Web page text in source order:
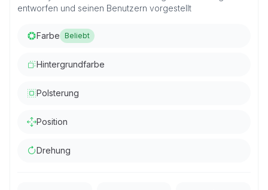
entworfen und seinen Benutzern vorgestellt
Farbe Beliebt
Hintergrundfarbe
Polsterung
Position
Drehung